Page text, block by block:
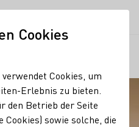
Cookies
Cookies, um
Erlebnis zu bieten.
den Betrieb der Seite
sowie solche, die